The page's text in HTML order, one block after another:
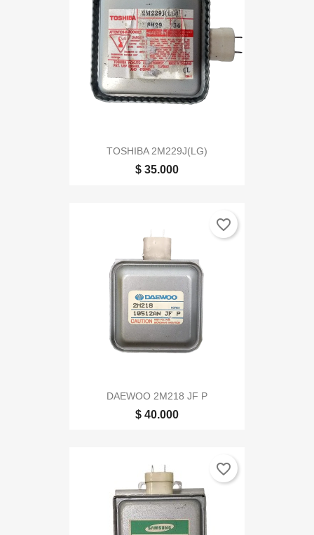
TOSHIBA 2M229J(LG)
$ 35.000
DAEWOO 2M218 JF P
$ 40.000
favorite_border
favorite_border